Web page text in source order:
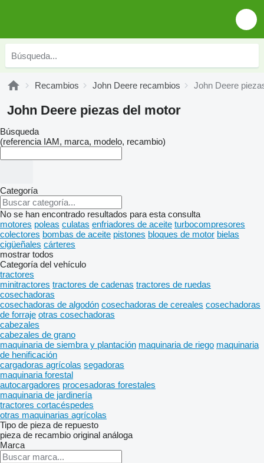
Recambios John Deere recambios John Deere
John Deere piezas del motor
Búsqueda
(referencia IAM, marca, modelo, recambio)
Categoría
No se han encontrado resultados para esta consulta
motores poleas culatas enfriadores de aceite turbocompresores
colectores bombas de aceite pistones bloques de motor bielas
cigüeñales cárteres
mostrar todos
Categoría del vehículo
tractores
minitractores tractores de cadenas tractores de ruedas
cosechadoras
cosechadoras de algodón cosechadoras de cereales cosechadoras
de forraje otras cosechadoras
cabezales
cabezales de grano
maquinaria de siembra y plantación maquinaria de riego maquinaria
de henificación
cargadoras agrícolas segadoras
maquinaria forestal
autocargadores procesadoras forestales
maquinaria de jardinería
tractores cortacéspedes
otras maquinarias agrícolas
Tipo de pieza de repuesto
pieza de recambio original análoga
Marca